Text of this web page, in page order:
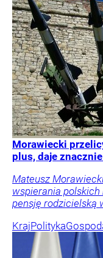
Morawiecki
plus, daje
Mateusz
wspierania
pensję rodzicielską
KrajPolityka